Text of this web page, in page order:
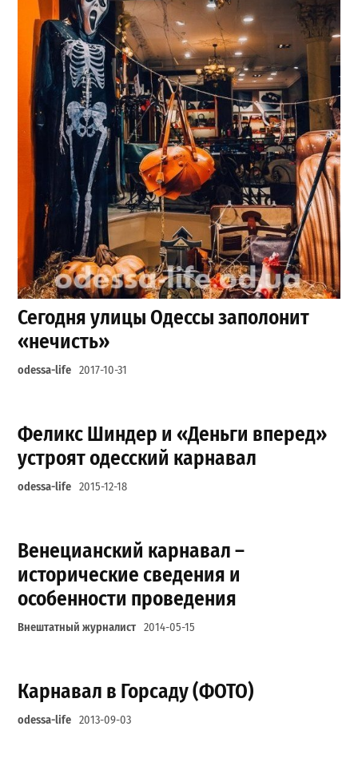
Сегодня улицы Одессы заполонит
«нечисть»
odessa-life 2017-10-31
Феликс Шиндер и «Деньги вперед»
устроят одесский карнавал
odessa-life 2015-12-18
Венецианский карнавал –
исторические сведения и
особенности проведения
Внештатный журналист 2014-05-15
Карнавал в Горсаду (ФОТО)
odessa-life 2013-09-03